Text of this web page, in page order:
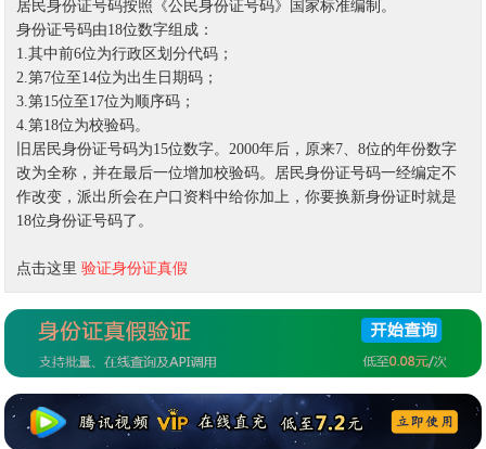
居民身份证号码按照《公民身份证号码》国家标准编制。
身份证号码由18位数字组成：
1.其中前6位为行政区划分代码；
2.第7位至14位为出生日期码；
3.第15位至17位为顺序码；
4.第18位为校验码。
旧居民身份证号码为15位数字。2000年后，原来7、8位的年份数字
改为全称，并在最后一位增加校验码。居民身份证号码一经编定不
作改变，派出所会在户口资料中给你加上，你要换新身份证时就是
18位身份证号码了。
点击这里验证身份证真假